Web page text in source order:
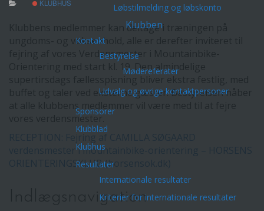
Løbstilmelding og løbskonto
Klubben
Kontakt
Bestyrelse
Mødereferater
Udvalg og øvrige kontaktpersoner
Sponsorer
Klubblad
Klubhus
Resultater
Internationale resultater
Kriterier for internationale resultater
KLUBHUS
Klubbens medlemmer kan deltage i træningen på
ungdoms- og voksenhold, alle er derefter inviteret til
fejring af vores Verdensmester i Mountainbike-
Orientering med start kl. 19. Den almindelige
buffet og taler ved eksterne gæster. Bestyrelsen håber
at alle klubbens medlemmer vil være med til at fejre
vores verdensmester.
verdensmester i mountainbike-orientering – HORSENS
ORIENTERINGSKLUB (horsensok.dk)
Indlægsnavigation